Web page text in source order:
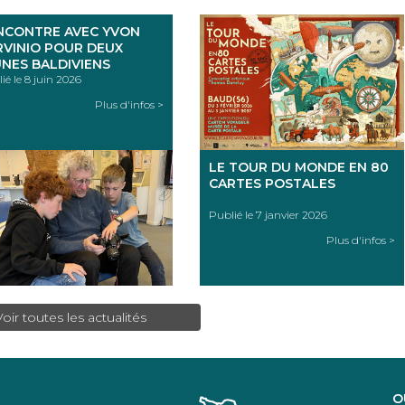
AVEC YVON
POUR DEUX
BALDIVIENS
le 8 juin 2026
Plus d'infos >
LE TOUR DU MONDE EN 80
CARTES POSTALES
Publié le 7 janvier 2026
Plus d'infos >
toutes les actualités